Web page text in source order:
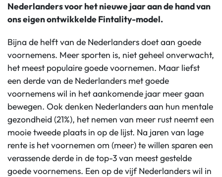
Nederlanders voor het nieuwe jaar aan de hand van
ons eigen ontwikkelde Fintality-model.
Bijna de helft van de Nederlanders doet aan goede
voornemens. Meer sporten is, niet geheel onverwacht,
het meest populaire goede voornemen. Maar liefst
een derde van de Nederlanders met goede
voornemens wil in het aankomende jaar meer gaan
bewegen. Ook denken Nederlanders aan hun mentale
gezondheid (21%), het nemen van meer rust neemt een
mooie tweede plaats in op de lijst. Na jaren van lage
rente is het voornemen om (meer) te willen sparen een
verassende derde in de top-3 van meest gestelde
goede voornemens. Een op de vijf Nederlanders wil in